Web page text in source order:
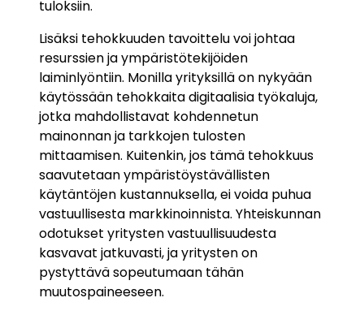
tuloksiin.
Lisäksi tehokkuuden tavoittelu voi johtaa
resurssien ja ympäristötekijöiden
laiminlyöntiin. Monilla yrityksillä on nykyään
käytössään tehokkaita digitaalisia työkaluja,
jotka mahdollistavat kohdennetun
mainonnan ja tarkkojen tulosten
mittaamisen. Kuitenkin, jos tämä tehokkuus
saavutetaan ympäristöystävällisten
käytäntöjen kustannuksella, ei voida puhua
vastuullisesta markkinoinnista. Yhteiskunnan
odotukset yritysten vastuullisuudesta
kasvavat jatkuvasti, ja yritysten on
pystyttävä sopeutumaan tähän
muutospaineeseen.